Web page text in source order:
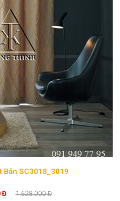
Bản SC3018_3019
Đ 1.628.000 Đ